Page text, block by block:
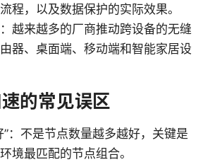
程，以及数据保护的实际效果。
越来越多的厂商推动跨设备的无缝
器、桌面端、移动端和智能家居设
的常见误区
”：不是节点数量越多越好，关键是
境最匹配的节点组合。